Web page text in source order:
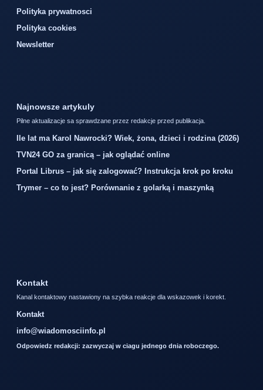
Polityka prywatnosci
Polityka cookies
Newsletter
Najnowsze artykuly
Pilne aktualizacje sa sprawdzane przez redakcje przed publikacja.
Ile lat ma Karol Nawrocki? Wiek, żona, dzieci i rodzina (2026)
TVN24 GO za granicą – jak oglądać online
Portal Librus – jak się zalogować? Instrukcja krok po kroku
Trymer – co to jest? Porównanie z golarką i maszynką
Kontakt
Kanal kontaktowy nastawiony na szybka reakcje dla wskazowek i korekt.
Kontakt
info@wiadomosciinfo.pl
Odpowiedz redakcji: zazwyczaj w ciagu jednego dnia roboczego.